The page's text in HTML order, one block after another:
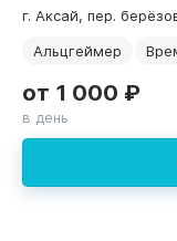
г. Аксай, пер.
Альцгеймер
от 1 000 ₽
в день